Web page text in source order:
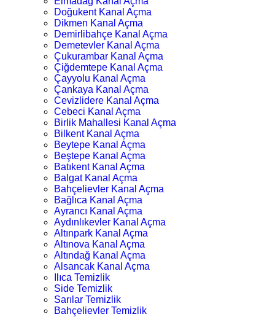
Doğukent Kanal Açma
Dikmen Kanal Açma
Demirlibahçe Kanal Açma
Demetevler Kanal Açma
Çukurambar Kanal Açma
Çiğdemtepe Kanal Açma
Çayyolu Kanal Açma
Çankaya Kanal Açma
Cevizlidere Kanal Açma
Cebeci Kanal Açma
Birlik Mahallesi Kanal Açma
Bilkent Kanal Açma
Beytepe Kanal Açma
Beştepe Kanal Açma
Batıkent Kanal Açma
Balgat Kanal Açma
Bahçelievler Kanal Açma
Bağlıca Kanal Açma
Ayrancı Kanal Açma
Aydınlıkevler Kanal Açma
Altınpark Kanal Açma
Altınova Kanal Açma
Altındağ Kanal Açma
Alsancak Kanal Açma
Ilıca Temizlik
Side Temizlik
Sarılar Temizlik
Bahçelievler Temizlik